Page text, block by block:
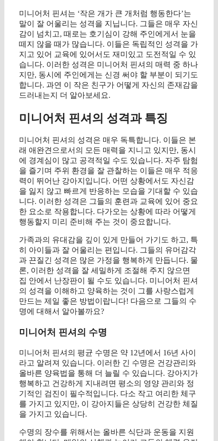
미니어처 핀셔는 ‘작은 개가 큰 개처럼 행동한다’는
말이 잘 어울리는 성격을 지닙니다. 그들은 매우 자신
감이 넘치고, 때로는 호기심이 강해 주인에게서 눈을
떼지 않을 때가 많습니다. 이들은 독립적인 성격을 가
지고 있어 교육에 있어서도 재미있고 도전적일 수 있
습니다. 이러한 성격은 미니어처 핀셔의 매력 중 하나
지만, 동시에 주인에게는 신경 써야 할 부분이 되기도
합니다. 과연 이 작은 친구가 어떻게 자신의 존재감을
드러내는지 더 알아보세요.
미니어처 핀셔의 성격과 특징
미니어처 핀셔의 성격은 매우 독특합니다. 이들은 본
래 애완견으로서의 모든 매력을 지니고 있지만, 동시
에 경계심이 많고 공격적일 수도 있습니다. 자주 탐험
을 즐기며 주위 환경을 잘 관찰하는 이들은 매우 적응
력이 뛰어난 강아지입니다. 어떤 상황에서도 자신감
을 잃지 않고 빠르게 반응하는 모습을 기대할 수 있습
니다. 이러한 성격은 그들의 훈련과 교육에 있어 중요
한 요소로 작용합니다. 다가오는 상황에 따라 어떻게
행동할지 미리 준비해 주는 것이 중요합니다.
가족과의 유대감을 깊이 있게 만들어 가기도 하고, 특
히 아이들과 잘 어울리는 편입니다. 그들의 유머감각
과 끈질긴 성격은 많은 가정을 행복하게 만듭니다. 물
론, 이러한 성격을 잘 세밀하게 조절해 주지 않으면
집 안에서 난장판이 될 수도 있습니다. 미니어처 핀셔
의 성격을 이해하고 양육하는 것이 그를 사랑스럽게
만드는 제일 좋은 방법이랍니다! 다음으로 그들의 수
명에 대해서 알아볼까요?
미니어처 핀셔의 수명
미니어처 핀셔의 평균 수명은 약 12년에서 16년 사이
라고 알려져 있습니다. 이러한 긴 수명은 건강관리와
올바른 양육법을 통해 더 늘릴 수 있습니다. 강아지가
행복하고 건강하게 지내려면 평소의 영양 관리와 정
기적인 검진이 필수적입니다. 다소 작고 여리한 체구
를 가지고 있지만, 이 강아지들은 상당히 건강한 체질
을 가지고 있습니다.
수명의 장수를 위해서는 올바른 식단과 운동을 지원